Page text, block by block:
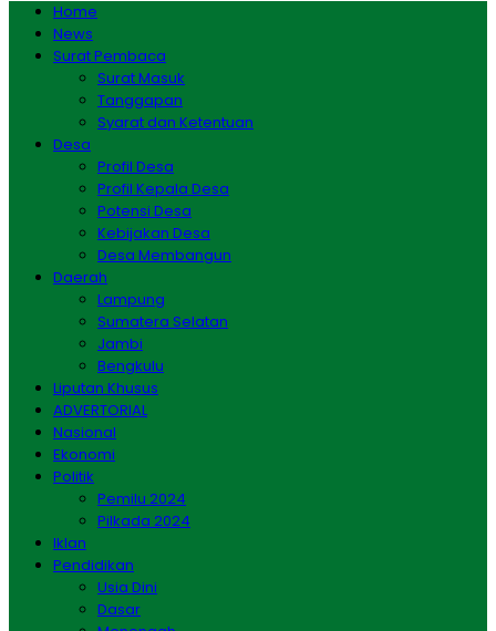
Home
News
Surat Pembaca
Surat Masuk
Tanggapan
Syarat dan Ketentuan
Desa
Profil Desa
Profil Kepala Desa
Potensi Desa
Kebijakan Desa
Desa Membangun
Daerah
Lampung
Sumatera Selatan
Jambi
Bengkulu
Liputan Khusus
ADVERTORIAL
Nasional
Ekonomi
Politik
Pemilu 2024
Pilkada 2024
Iklan
Pendidikan
Usia Dini
Dasar